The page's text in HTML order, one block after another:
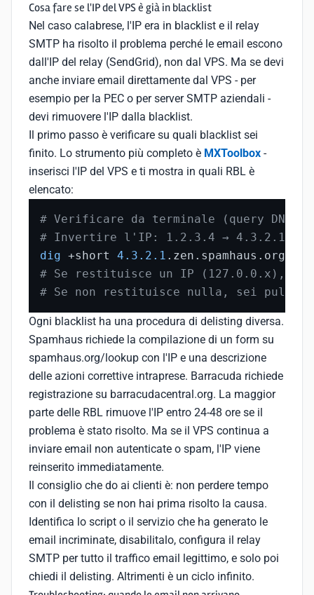
Cosa fare se l'IP del VPS è già in blacklist
Nel caso calabrese, l'IP era in blacklist e il relay
SMTP ha risolto il problema perché le email escono
dall'IP del relay (SendGrid), non dal VPS. Ma se devi
anche inviare email direttamente dal VPS - per
esempio per la PEC o per server SMTP aziendali -
devi rimuovere l'IP dalla blacklist.
Il primo passo è verificare su quali blacklist sei
finito. Lo strumento più completo è MXToolbox -
inserisci l'IP del VPS e ti mostra in quali RBL è
elencato:
# Verificare da terminale (query DNS
# Invertire l'IP: 1.2.3.4 → 4.3.2.1
dig +short 4.3.2.1
# Se restituisce un IP (127.0.0.x),
# Se non restituisce nulla, sei pulito
Ogni blacklist ha una procedura di delisting diversa.
Spamhaus richiede la compilazione di un form su
spamhaus.org/lookup con l'IP e una descrizione
delle azioni correttive intraprese. Barracuda richiede
registrazione su barracudacentral.org. La maggior
parte delle RBL rimuove l'IP entro 24-48 ore se il
problema è stato risolto. Ma se il VPS continua a
inviare email non autenticate o spam, l'IP viene
reinserito immediatamente.
Il consiglio che do ai clienti è: non perdere tempo
con il delisting se non hai prima risolto la causa.
Identifica lo script o il servizio che ha generato le
email incriminate, disabilitalo, configura il relay
SMTP per tutto il traffico email legittimo, e solo poi
chiedi il delisting. Altrimenti è un ciclo infinito.